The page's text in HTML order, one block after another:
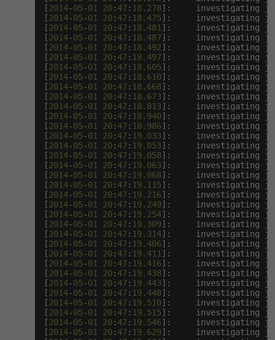
[2014-05-01 20: 47 : 18.278]:     investigating java
[2014-05-01 20: 47 : 18.475]:     investigating java
[2014-05-01 20: 47 : 18.481 ]:     investigating java
[2014-05-01 20: 47 : 18.487]:     investigating java
[2014-05-01 20: 47 : 18.492]:     investigating
[2014-05-01 20: 47 : 18.497]:     investigating java
[2014-05-01 20: 47 : 18.605]:     investigating java
[2014-05-01 20: 47 : 18.610]:     investigating java
[2014-05-01 20: 47 : 18.668]:     investigating java
[2014-05-01 20: 47 : 18.673]:     investigating java
[2014-05-01 20: 47 : 18.813]:     investigating
[2014-05-01 20: 47 : 18.940]:     investigating java
[2014-05-01 20: 47 : 18.986]:     investigating java
[2014-05-01 20: 47 : 19.033]:     investigating java
[2014-05-01 20: 47 : 19.053]:     investigating java
[2014-05-01 20: 47 : 19.058]:     investigating java
[2014-05-01 20: 47 : 19.063]:     investigating java
[2014-05-01 20: 47 : 19.068]:     investigating java
[2014-05-01 20: 47 : 19.115]:     investigating java
[2014-05-01 20: 47 : 19.216]:     investigating java
[2014-05-01 20: 47 : 19.249]:     investigating java
[2014-05-01 20: 47 : 19.254]:     investigating java
[2014-05-01 20: 47 : 19.309]:     investigating
[2014-05-01 20: 47 : 19.314]:     investigating java
[2014-05-01 20: 47 : 19.406]:     investigating java
[2014-05-01 20: 47 : 19.411 ]:     investigating java
[2014-05-01 20: 47 : 19.416]:     investigating java
[2014-05-01 20: 47 : 19.438]:     investigating java
[2014-05-01 20: 47 : 19.443]:     investigating java
[2014-05-01 20: 47 : 19.448]:     investigating java
[2014-05-01 20: 47 : 19.510]:     investigating java
[2014-05-01 20: 47 : 19.515]:     investigating java
[2014-05-01 20: 47 : 19.546]:     investigating
[2014-05-01 20: 47 : 19.629]:     investigating java